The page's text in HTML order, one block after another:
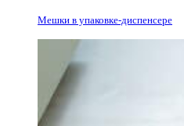
Мешки в упаковке-диспенсере